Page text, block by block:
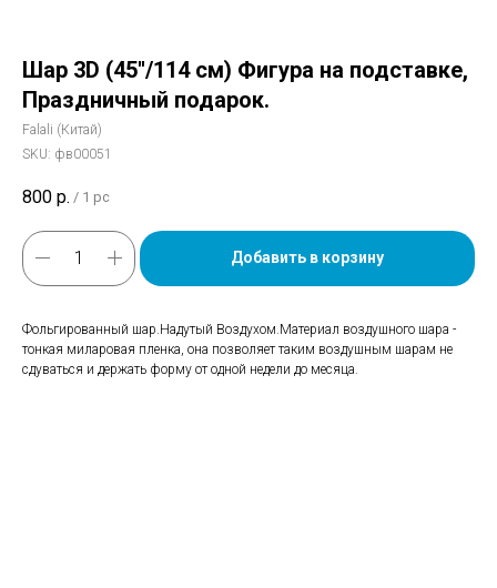
Шар 3D (45''/114 см) Фигура на подставке,
Праздничный подарок.
Falali (Китай)
SKU: фв00051
800 р. / 1 pc
Добавить в корзину
Фольгированный шар.Надутый Воздухом.Материал воздушного шара -
тонкая миларовая пленка, она позволяет таким воздушным шарам не
сдуваться и держать форму от одной недели до месяца.